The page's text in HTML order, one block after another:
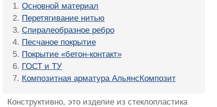
Основной материал
Перетягивание нитью
Спиралеобразное ребро
Песчаное покрытие
Покрытие «бетон-контакт»
ГОСТ и ТУ
Композитная арматура АльянсКомпозит
Конструктивно, это изделие из стеклопластика